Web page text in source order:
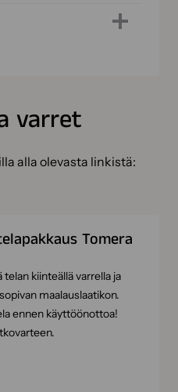
varret
alla olevasta linkistä:
Tomera
telan kiinteällä varrella ja
maalauslaatikon.
ennen käyttöönottoa!